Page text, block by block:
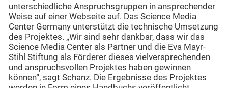
unterschiedliche Anspruchsgruppen in ansprechender
Weise auf einer Webseite auf. Das Science Media
Center Germany unterstützt die technische Umsetzung
des Projektes. „Wir sind sehr dankbar, dass wir das
Science Media Center als Partner und die Eva Mayr-
Stihl Stiftung als Förderer dieses vielversprechenden
und anspruchsvollen Projektes haben gewinnen
können“, sagt Schanz. Die Ergebnisse des Projektes